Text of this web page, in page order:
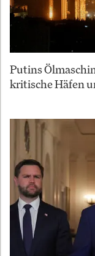
Putins
kritische Häfen